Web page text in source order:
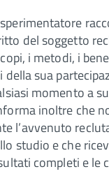
del soggetto
i metodi, i
della sua
momento a
inoltre che
l’avvenuto
studio e che
completi e le